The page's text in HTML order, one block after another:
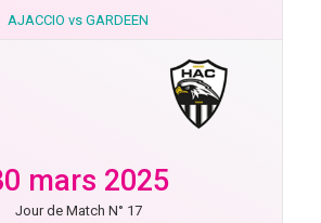
AJACCIO vs GARDEEN
mars 2025
Jour de Match N° 17